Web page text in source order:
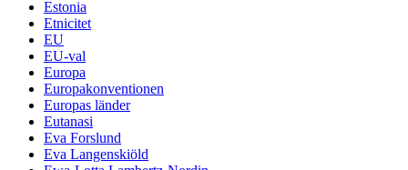
Estonia
Etnicitet
EU
EU-val
Europa
Europakonventionen
Europas länder
Eutanasi
Eva Forslund
Eva Langenskiöld